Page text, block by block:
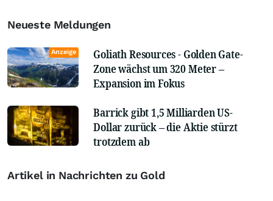
Neueste Meldungen
Anzeige
Goliath Resources - Golden Gate-
Zone wächst um 320 Meter –
Expansion im Fokus
Barrick gibt 1,5 Milliarden US-
Dollar zurück – die Aktie stürzt
trotzdem ab
Artikel in Nachrichten zu Gold